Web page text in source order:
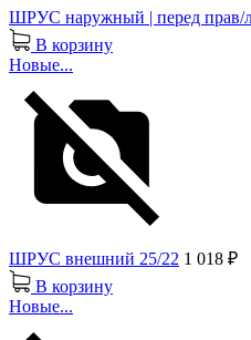
ШРУС наружный | перед прав/
В корзину
Новые...
ШРУС внешний 25/22 1 018 ₽
В корзину
Новые...